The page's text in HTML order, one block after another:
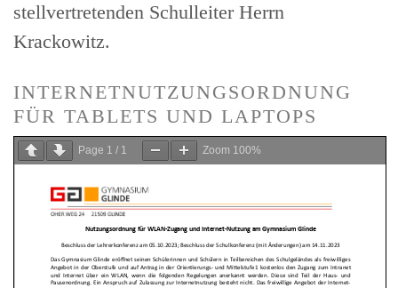
stellvertretenden Schulleiter Herrn
Krackowitz.
INTERNETNUTZUNGSORDNUNG
FÜR TABLETS UND LAPTOPS
Page 1 / 1 Zoom 100%